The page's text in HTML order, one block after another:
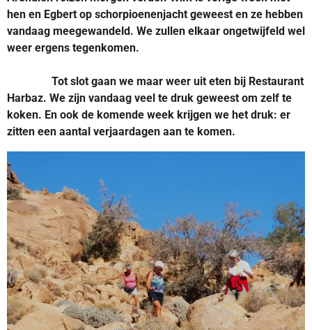
hen en Egbert op schorpioenenjacht geweest en ze hebben
vandaag meegewandeld. We zullen elkaar ongetwijfeld wel
weer ergens tegenkomen.
Tot slot gaan we maar weer uit eten bij Restaurant
Harbaz. We zijn vandaag veel te druk geweest om zelf te
koken. En ook de komende week krijgen we het druk: er
zitten een aantal verjaardagen aan te komen.